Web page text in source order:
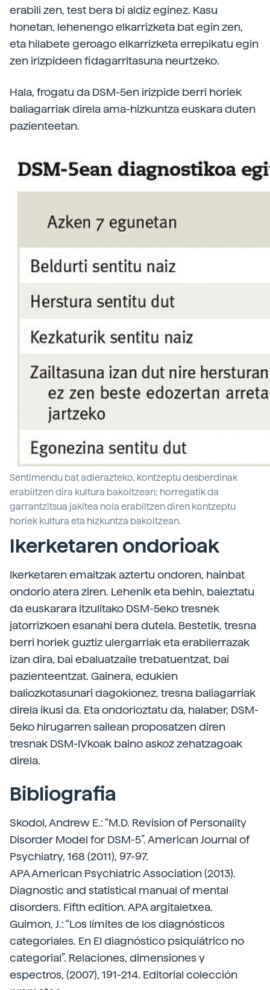
erabili zen, test bera bi aldiz eginez. Kasu
honetan, lehenengo elkarrizketa bat egin zen,
eta hilabete geroago elkarrizketa errepikatu egin
zen irizpideen fidagarritasuna neurtzeko.
Hala, frogatu da DSM-5en irizpide berri horiek
baliagarriak direla ama-hizkuntza euskara duten
pazienteetan.
Sentimendu bat adierazteko, kontzeptu desberdinak
erabiltzen dira kultura bakoitzean; horregatik da
garrantzitsua jakitea nola erabiltzen diren kontzeptu
horiek kultura eta hizkuntza bakoitzean.
Ikerketaren ondorioak
Ikerketaren emaitzak aztertu ondoren, hainbat
ondorio atera ziren. Lehenik eta behin, baieztatu
da euskarara itzulitako DSM-5eko tresnek
jatorrizkoen esanahi bera dutela. Bestetik, tresna
berri horiek guztiz ulergarriak eta erabilerrazak
izan dira, bai ebaluatzaile trebatuentzat, bai
pazienteentzat. Gainera, edukien
baliozkotasunari dagokionez, tresna baliagarriak
direla ikusi da. Eta ondorioztatu da, halaber, DSM-
5eko hirugarren sailean proposatzen diren
tresnak DSM-IVkoak baino askoz zehatzagoak
direla.
Bibliografia
Skodol, Andrew E.: “M.D. Revision of Personality
Disorder Model for DSM-5”. American Journal of
Psychiatry, 168 (2011), 97-97.
APA American Psychiatric Association (2013).
Diagnostic and statistical manual of mental
disorders. Fifth edition. APA argitaletxea.
Guimon, J.: “Los límites de los diagnósticos
categoriales. En El diagnóstico psiquiátrico no
categorial”. Relaciones, dimensiones y
espectros, (2007), 191-214. Editorial colección